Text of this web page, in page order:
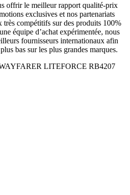
offrir le meilleur rapport qualité-prix
exclusives et nos partenariats
compétitifs sur des produits 100%
équipe d’achat expérimentée, nous
fournisseurs internationaux afin
bas sur les plus grandes marques.
LITEFORCE RB4207